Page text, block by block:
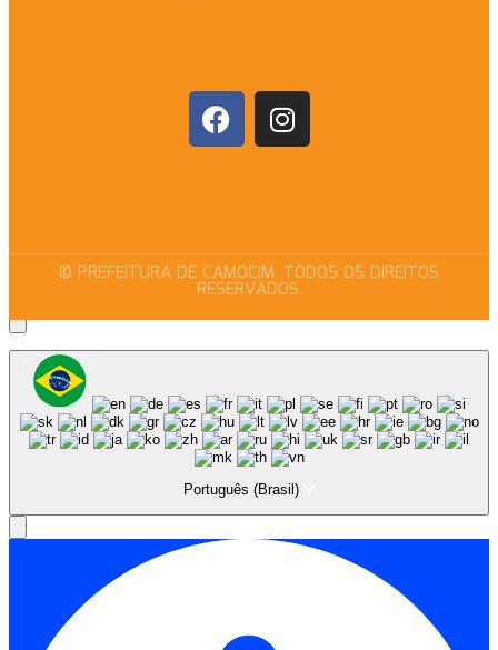
© PREFEITURA DE CAMOCIM. TODOS OS DIREITOS
RESERVADOS.
Português (Brasil)